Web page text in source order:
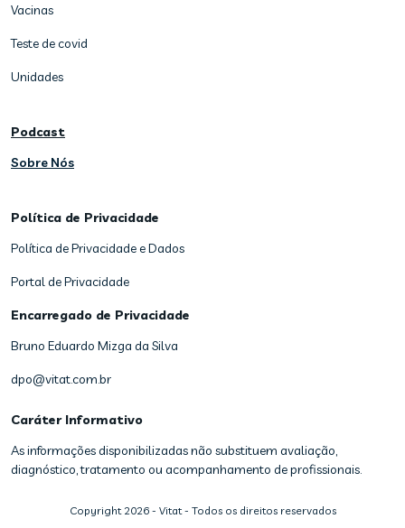
Vacinas
Teste de covid
Unidades
Podcast
Sobre Nós
Política de Privacidade
Política de Privacidade e Dados
Portal de Privacidade
Encarregado de Privacidade
Bruno Eduardo Mizga da Silva
dpo@vitat.com.br
Caráter Informativo
As informações disponibilizadas não substituem avaliação,
diagnóstico, tratamento ou acompanhamento de profissionais.
Copyright 2026- Vitat - Todos os direitos reservados